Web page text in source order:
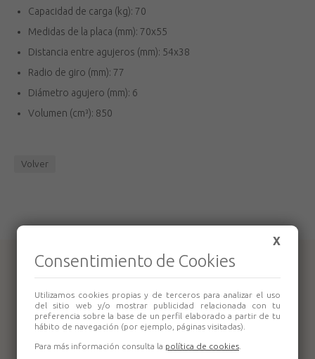
Capacidad de carga (kg): 70
Medidas de la placa (mm): 70x55
Distancia entre agujeros (mm): 54x38
Radio de giro (mm): 77
Diámetro agujero (mm): 6
Volumen (cm³): 850
Volver
Productos relacionados
X
Consentimiento de Cookies
Utilizamos cookies propias y de terceros para analizar el uso
del sitio web y/o mostrar publicidad relacionada con tu
preferencia sobre la base de un perfil elaborado a partir de tu
hábito de navegación (por ejemplo, páginas visitadas).
Para más información consulta la política de cookies